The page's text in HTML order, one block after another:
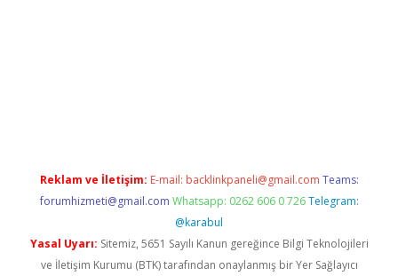
Reklam ve İletişim: E-mail: backlinkpaneli@gmail.com Teams:
forumhizmeti@gmail.com Whatsapp: 0262 606 0 726 Telegram:
@karabul
Yasal Uyarı: Sitemiz, 5651 Sayılı Kanun gereğince Bilgi Teknolojileri
ve İletişim Kurumu (BTK) tarafından onaylanmış bir Yer Sağlayıcı